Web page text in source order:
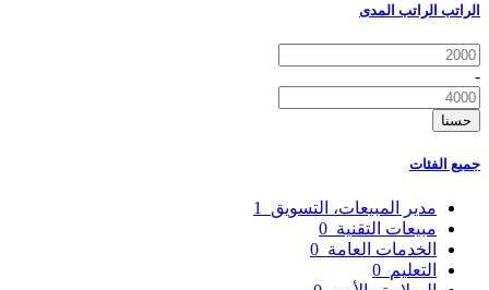
الراتب الراتب المدى
-
حسنا
جميع الفئات
مدير المبيعات، التسويق
مبيعات التقنية
الخدمات العامة
التعليم